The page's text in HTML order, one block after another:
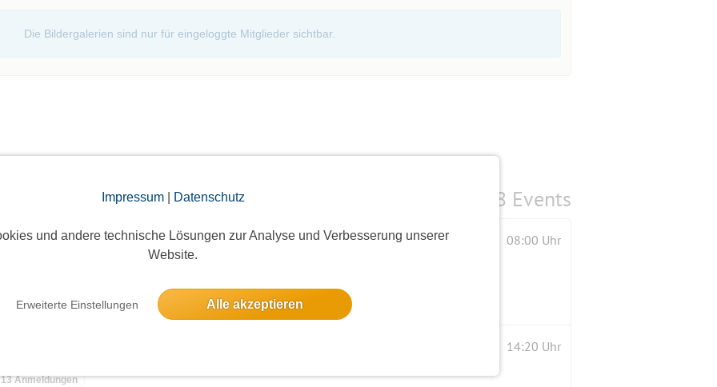
Impressum| Datenschutz
und andere technische Lösungen zur Analyse und Verbesserung unserer
Website.
Erweiterte Einstellungen Alle akzeptieren
Die Bildergalerien sind nur für eingeloggte Mitglieder sichtbar.
8 Events
HalunderJet zur HochseeINSEL in der Nordsee 08:00 Uhr
14:20 Uhr
13 Anmeldungen